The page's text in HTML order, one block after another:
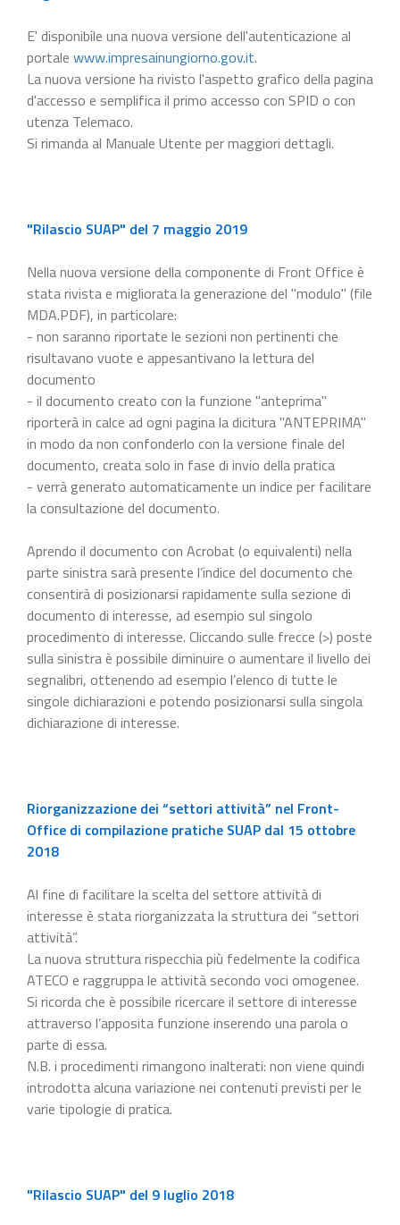
E' disponibile una nuova versione dell'autenticazione al
portale www.impresainungiorno.gov.it.
La nuova versione ha rivisto l'aspetto grafico della pagina
d'accesso e semplifica il primo accesso con SPID o con
utenza Telemaco.
Si rimanda al Manuale Utente per maggiori dettagli.
"Rilascio SUAP" del 7 maggio 2019
Nella nuova versione della componente di Front Office è
stata rivista e migliorata la generazione del "modulo" (file
MDA.PDF), in particolare:
- non saranno riportate le sezioni non pertinenti che
risultavano vuote e appesantivano la lettura del
documento
- il documento creato con la funzione "anteprima"
riporterà in calce ad ogni pagina la dicitura "ANTEPRIMA"
in modo da non confonderlo con la versione finale del
documento, creata solo in fase di invio della pratica
- verrà generato automaticamente un indice per facilitare
la consultazione del documento.
Aprendo il documento con Acrobat (o equivalenti) nella
parte sinistra sarà presente l’indice del documento che
consentirà di posizionarsi rapidamente sulla sezione di
documento di interesse, ad esempio sul singolo
procedimento di interesse. Cliccando sulle frecce (>) poste
sulla sinistra è possibile diminuire o aumentare il livello dei
segnalibri, ottenendo ad esempio l’elenco di tutte le
singole dichiarazioni e potendo posizionarsi sulla singola
dichiarazione di interesse.
Riorganizzazione dei “settori attività” nel Front-
Office di compilazione pratiche SUAP dal 15 ottobre
2018
Al fine di facilitare la scelta del settore attività di
interesse è stata riorganizzata la struttura dei “settori
attività”.
La nuova struttura rispecchia più fedelmente la codifica
ATECO e raggruppa le attività secondo voci omogenee.
Si ricorda che è possibile ricercare il settore di interesse
attraverso l’apposita funzione inserendo una parola o
parte di essa.
N.B. i procedimenti rimangono inalterati: non viene quindi
introdotta alcuna variazione nei contenuti previsti per le
varie tipologie di pratica.
"Rilascio SUAP" del 9 luglio 2018